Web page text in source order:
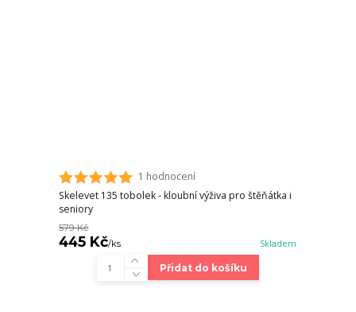
1 hodnocení
Skelevet 135 tobolek - kloubní výživa pro štěňátka i
seniory
579 Kč
445 Kč/ks Skladem
Přidat do košíku